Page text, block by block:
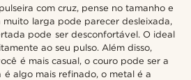
com cruz, pense no tamanho e
muito larga pode parecer desleixada,
pode ser desconfortável. O ideal
ao seu pulso. Além disso,
é mais casual, o couro pode ser a
é algo mais refinado, o metal é a